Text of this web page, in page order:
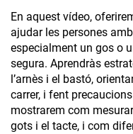
En aquest vídeo,
ajudar les persones
especialment un gos o
segura. Aprendràs
l’arnès i el bastó,
carrer, i fent
mostrarem com
gots i el tacte, i com